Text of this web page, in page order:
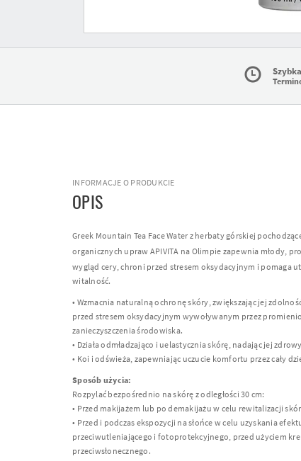
INFORMACJE O PRODUKCIE
OPIS
Greek Mountain Tea Face Water z herbaty górskiej
organicznych upraw APIVITA na Olimpie zapewnia młody,
wygląd cery, chroni przed stresem oksydacyjnym i pomaga
witalność.
• Wzmacnia naturalną ochronę skóry, zwiększając jej
przed stresem oksydacyjnym wywoływanym przez
zanieczyszczenia środowiska.
• Działa odmładzająco i uelastycznia skórę, nadając jej
• Koi i odświeża, zapewniając uczucie komfortu przez cały
Sposób użycia:
Rozpylać bezpośrednio na skórę z odległości 30 cm:
• Przed makijażem lub po demakijażu w celu rewitalizacji
• Przed i podczas ekspozycji na słońce w celu uzyskania
przeciwutleniającego i fotoprotekcyjnego, przed użyciem
przeciwsłonecznego.